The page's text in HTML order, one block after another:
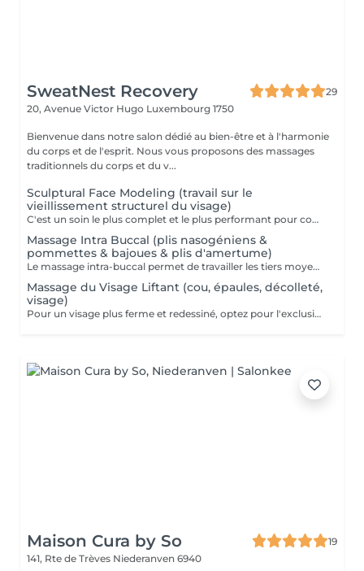
SweatNest Recovery
29
20, Avenue Victor Hugo Luxembourg 1750
Bienvenue dans notre salon dédié au bien-être et à l'harmonie
du corps et de l'esprit. Nous vous proposons des massages
traditionnels du corps et du v...
Sculptural Face Modeling (travail sur le
vieillissement structurel du visage)
C'est un soin le plus complet et le plus performant pour combattre et/ou prévenir des changements du visage, du cou et le décolleté provoqués par le vieillissement. Cette technique se base sur les connaissances d'anatomie générale, sur la compréhension des mécanismes physiologiques du vieillissement et sur l'analyse esthétique du visage. Quatre techniques sont utilisées durant ce massage : Massage mio-fascial, Massage intra-buccale, Lifting, Drainage lymphatique. Grace à ses nombreux effets, Sculptural Face Modeling rencontre beaucoup de succès parmi des adeptes des méthodes de rajeunissement naturelles et non-invasives, alternatives aux techniques de chirurgie esthétique. Prendre connaissance des contre-indications pour le massage intra buccal est important: Maladies infectieuses de la cavité buccale Maladies de la peau du visage et du décolleté Injections de produits d'acide hyaluronique dans les sillons nasogéniens au cours des 6 derniers mois Injections de fillers dans la zone des lèvres et des joues au cours des 6 derniers mois Les fils tenseurs au cours des 12 derniers mois Injections de la toxine botulique au cours des 6 derniers mois Prothèses, implantation & Extraction dentaire et dentisterie orthopédique au cours des 6 derniers mois Maladies de la glande thyroïde (glande thyroïde hypertrophiée et/ou la présence de tumeurs)
Massage Intra Buccal (plis nasogéniens &
pommettes & bajoues & plis d'amertume)
Le massage intra-buccal permet de travailler les tiers moyen et inferieur du visage qui sont particulièrement touchés par les changements dus à l'âge : plis nasogénien, bajoues, rides autour de la bouche, plis d'amertume, « peau d'orange » du menton. C'est une technique vraiment originale et subtile, qui stimule les muscles du visage par un double massage interne et externe. Le but du massage intra-buccal est d'éliminer l'hypertonie des muscles du visage, de soulager les tensions dans les zones d'attachement musculaire aux os et de diminuer les poches et les cernes sous les yeux. Note importante : le massage intra-buccal a pour but un effet esthétique mais pas thérapeutique. Il n'est pas indiqué pour soigner le bruxisme !
Massage du Visage Liftant (cou, épaules, décolleté,
visage)
Pour un visage plus ferme et redessiné, optez pour l'exclusivité d'un massage de votre visage personnalisé. Pendant 60 min des dizaines de techniques, de gestes précis, minutieux, vont stimuler, détendre, oxygéner les différents tissus qui composent votre visage & décolleté & épaules. Le résultat est aussi bien une sensation unique de bien-être de détente, qu'un visage lissé, repulpé, lumineux et éclatant.
Maison Cura by So
19
141, Rte de Trèves Niederanven 6940